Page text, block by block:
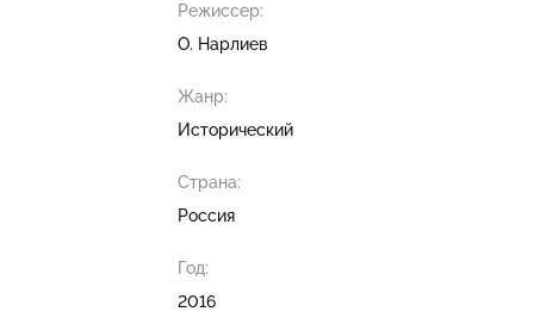
Режиссер:
О. Нарлиев
Жанр:
Исторический
Страна:
Россия
Год:
2016